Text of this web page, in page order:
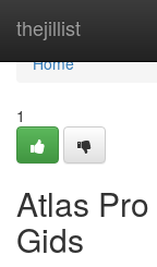
thejillist
Home
Home
1
Atlas
Gids